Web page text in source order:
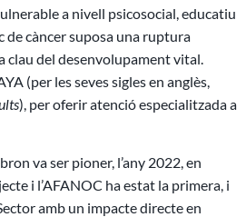
a nivell psicosocial, educatiu
de càncer suposa una ruptura
clau del desenvolupament vital.
(per les seves sigles en anglès,
), per oferir atenció especialitzada a
va ser pioner, l’any 2022, en
i l’AFANOC ha estat la primera, i
amb un impacte directe en